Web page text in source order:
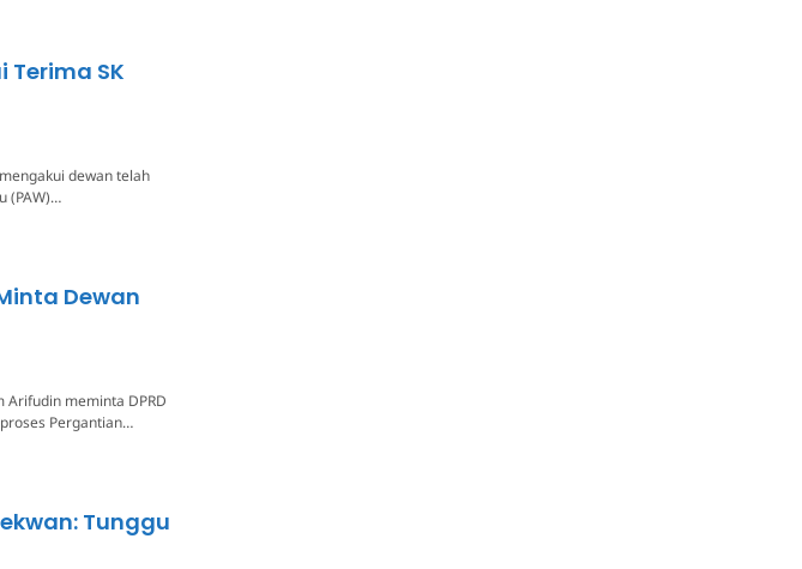
Terima SK
dewan telah
(PAW)…
Dewan
Arifudin meminta DPRD
Pergantian…
Tunggu